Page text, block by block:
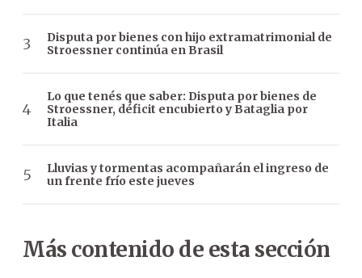
Disputa por bienes con hijo extramatrimonial de
Stroessner continúa en Brasil
Lo que tenés que saber: Disputa por bienes de
Stroessner, déficit encubierto y Bataglia por
Italia
Lluvias y tormentas acompañarán el ingreso de
un frente frío este jueves
Más contenido de esta sección